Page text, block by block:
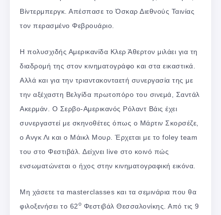
Βίντερμπεργκ. Απέσπασε το Όσκαρ Διεθνούς Ταινίας
τον περασμένο Φεβρουάριο.
Η πολυσχιδής Αμερικανίδα Κλερ Άθερτον μιλάει για τη
διαδρομή της στον κινηματογράφο και στα εικαστικά.
Αλλά και για την τριαντακονταετή συνεργασία της με
την αξέχαστη Βελγίδα πρωτοπόρο του σινεμά, Σαντάλ
Ακερμάν. Ο Σερβο-Αμερικανός Ρόλαντ Βάις έχει
συνεργαστεί με σκηνοθέτες όπως ο Μάρτιν Σκορσέζε,
ο Ανγκ Λι και ο Μάικλ Μουρ. Έρχεται με το foley team
του στο Φεστιβάλ. Δείχνει live στο κοινό πώς
ενσωματώνεται ο ήχος στην κινηματογραφική εικόνα.
Μη χάσετε τα masterclasses και τα σεμινάρια που θα
φιλοξενήσει το 62o Φεστιβάλ Θεσσαλονίκης. Από τις 9